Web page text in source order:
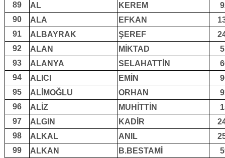
89
AL KEREM
90
ALA EFKAN
91
ALBAYRAK ŞEREF
92
ALAN MİKTAD
93
ALANYA SELAHATTİN
94
ALICI EMİN
95
ALİMOĞLU ORHAN
96
ALİZ MUHİTTİN
97
ALGIN KADİR
98
ALKAL ANIL
99
ALKAN B.BESTAMİ